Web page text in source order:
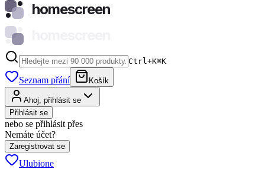
homescreen
Ctrl+K⌘K
Seznam přání Košík
Ahoj, přihlásit se
Přihlásit se
nebo se přihlásit přes
Nemáte účet?
Zaregistrovat se
Ulubione